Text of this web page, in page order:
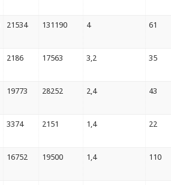
21534 131190 4 61
2186 17563 3,2 35
19773 28252 2,4 43
3374 2151 1,4 22
16752 19500 1,4 110